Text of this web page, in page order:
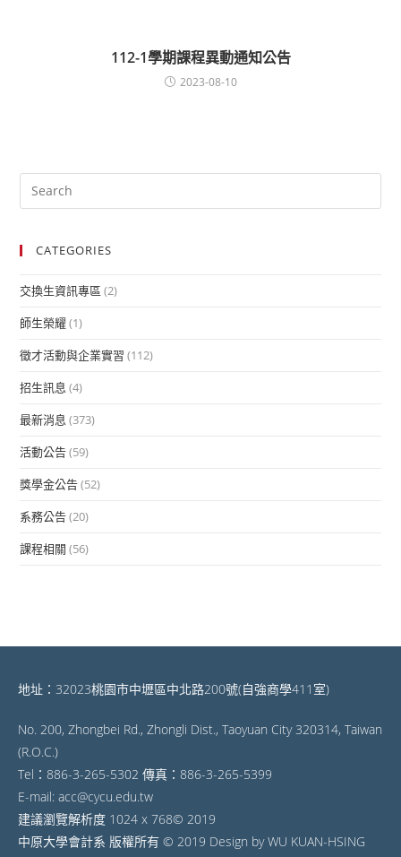
112-1學期課程異動通知公告
2023-08-10
CATEGORIES
交換生資訊專區 (2)
師生榮耀(1)
徵才活動與企業實習 (112)
招生訊息 (4)
最新消息 (373)
活動公告(59)
獎學金公告(52)
系務公告(20)
課程相關 (56)
地址：32023桃園市中壢區中北路200號(自強商學411室)
No. 200, Zhongbei Rd., Zhongli Dist., Taoyuan City 320314, Taiwan
(R.O.C.)
Tel：886-3-265-5302 傳真：886-3-265-5399
E-mail: acc@cycu.edu.tw
建議瀏覽解析度 1024 x 768© 2019
中原大學會計系 版權所有 © 2019 Design by WU KUAN-HSING